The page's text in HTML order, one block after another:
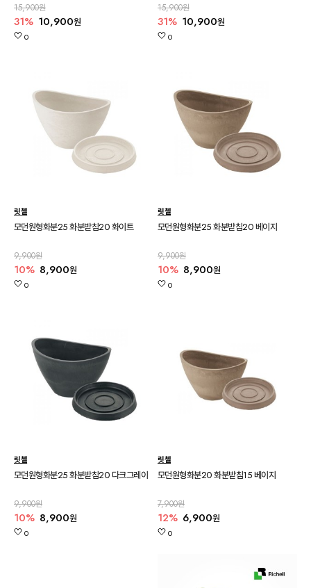
15,900원
31% 10,900원
0
15,900원
31% 10,900원
0
릿첼
모던원형화분25 화분받침20 화이트
9,900원
10% 8,900원
0
릿첼
모던원형화분25 화분받침20 베이지
9,900원
10% 8,900원
0
릿첼
모던원형화분25 화분받침20 다크그레이
9,900원
10% 8,900원
0
릿첼
모던원형화분20 화분받침15 베이지
7,900원
12% 6,900원
0